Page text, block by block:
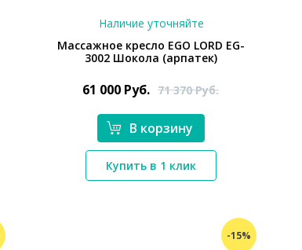
*}
Наличие уточняйте
Массажное кресло EGO LORD EG-
3002 Шокола (арпатек)
61 000 Руб. 71 370Руб.
В корзину
Купить в 1 клик
-15%